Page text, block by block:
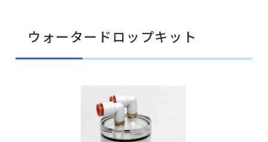
ウォータードロップキット